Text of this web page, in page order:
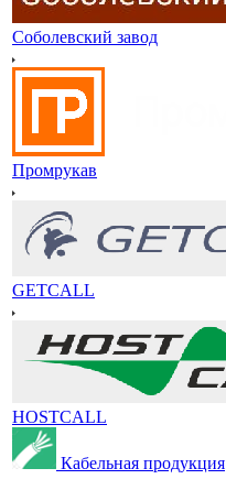
Соболевский завод
Промрукав
GETCALL
HOSTCALL
Кабельная продукция